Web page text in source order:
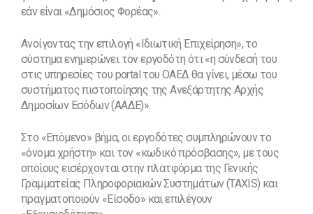
εάν είναι «Δημόσιος Φορέας».
Ανοίγοντας την επιλογή «Ιδιωτική Επιχείρηση», το
σύστημα ενημερώνει τον εργοδότη ότι «η σύνδεσή του
στις υπηρεσίες του portal του ΟΑΕΔ θα γίνει, μέσω του
συστήματος πιστοποίησης της Ανεξάρτητης Αρχής
Δημοσίων Εσόδων (ΑΑΔΕ)».
Στο «Επόμενο» βήμα, οι εργοδότες συμπληρώνουν το
«όνομα χρήστη» και τον «κωδικό πρόσβασης», με τους
οποίους εισέρχονται στην πλατφόρμα της Γενικής
Γραμματείας Πληροφοριακών Συστημάτων (TAXIS) και
πραγματοποιούν «Είσοδο» και επιλέγουν